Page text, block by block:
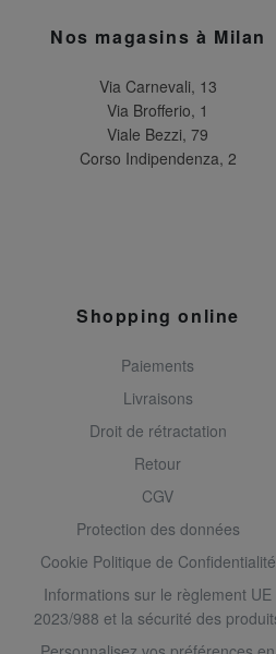
Nos magasins à Milan
Via Carnevali, 13
Via Brofferio, 1
Viale Bezzi, 79
Corso Indipendenza, 2
Shopping online
Paiements
Livraisons
Droit de rétractation
Retour
CGV
Protection des données
Cookie Politique de Confidentialité
Informations sur le règlement UE
2023/988 et la sécurité des